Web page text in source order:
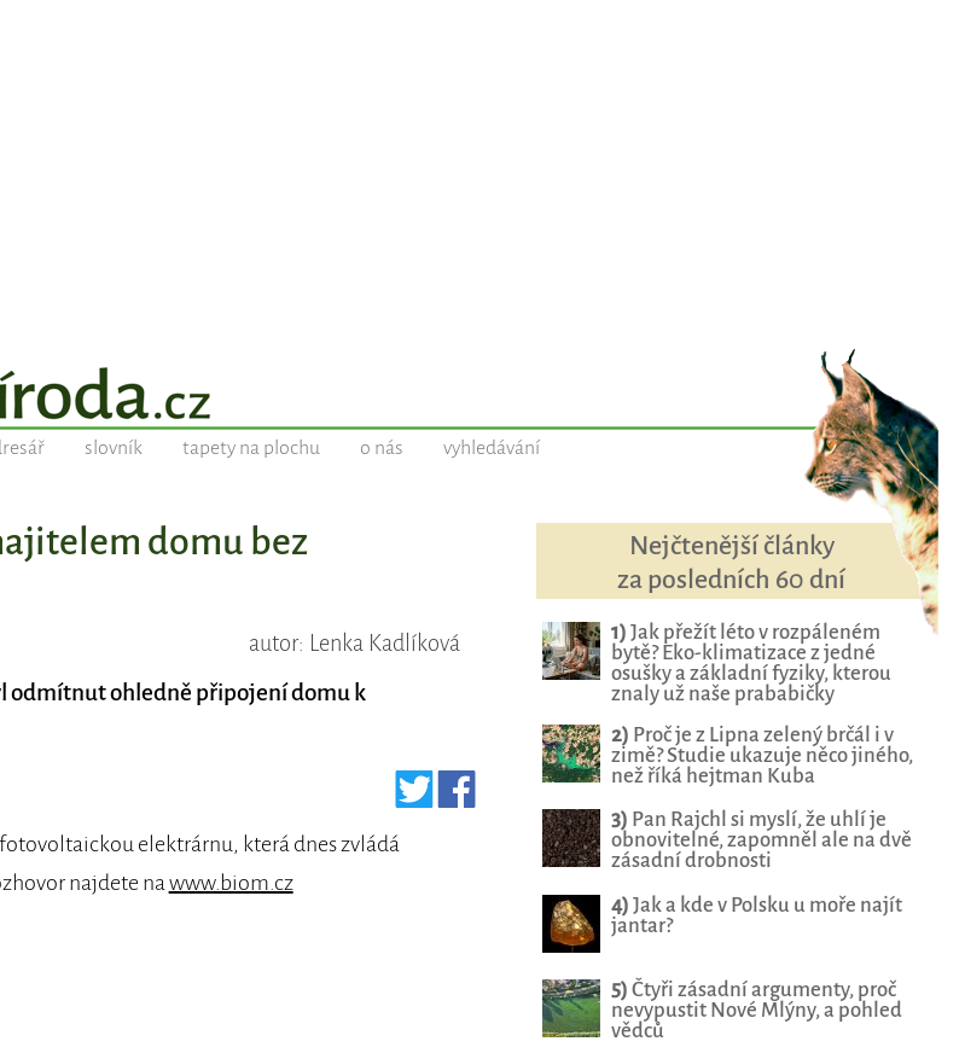
slovník tapety na plochu o nás vyhledávání
domu bez
autor: Lenka Kadlíková
odmítnut ohledně připojení domu k
elektrárnu, která dnes zvládá
najdete nawww.biom.cz
Nejčtenější články
za posledních 60 dní
1) Jak přežít léto v rozpáleném
bytě? Eko-klimatizace z jedné
osušky a základní fyziky, kterou
znaly už naše prababičky
2) Proč je z Lipna zelený brčál i v
zimě? Studie ukazuje něco jiného,
než říká hejtman Kuba
3) Pan Rajchl si myslí, že uhlí je
obnovitelné, zapomněl ale na dvě
zásadní drobnosti
4) Jak a kde v Polsku u moře najít
jantar?
5) Čtyři zásadní argumenty, proč
nevypustit Nové Mlýny, a pohled
vědců